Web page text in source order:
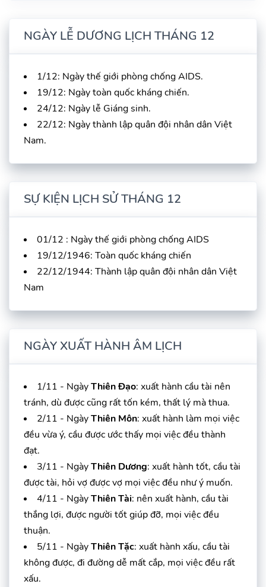
NGÀY LỄ DƯƠNG LỊCH THÁNG 12
1/12: Ngày thế giới phòng chống AIDS.
19/12: Ngày toàn quốc kháng chiến.
24/12: Ngày lễ Giáng sinh.
22/12: Ngày thành lập quân đội nhân dân Việt
Nam.
SỰ KIỆN LỊCH SỬ THÁNG 12
01/12 : Ngày thế giới phòng chống AIDS
19/12/1946: Toàn quốc kháng chiến
22/12/1944: Thành lập quân đội nhân dân Việt
Nam
NGÀY XUẤT HÀNH ÂM LỊCH
1/11 - NgàyThiên Đạo: xuất hành cầu tài nên
tránh, dù được cũng rất tốn kém, thất lý mà thua.
2/11 - NgàyThiên Môn: xuất hành làm mọi việc
đều vừa ý, cầu được ước thấy mọi việc đều thành
đạt.
3/11 - NgàyThiên Dương: xuất hành tốt, cầu tài
được tài, hỏi vợ được vợ mọi việc đều như ý muốn.
4/11 - NgàyThiên Tài: nên xuất hành, cầu tài
thắng lợi, được người tốt giúp đỡ, mọi việc đều
thuận.
5/11 - NgàyThiên Tặc: xuất hành xấu, cầu tài
không được, đi đường dễ mất cắp, mọi việc đều rất
xấu.